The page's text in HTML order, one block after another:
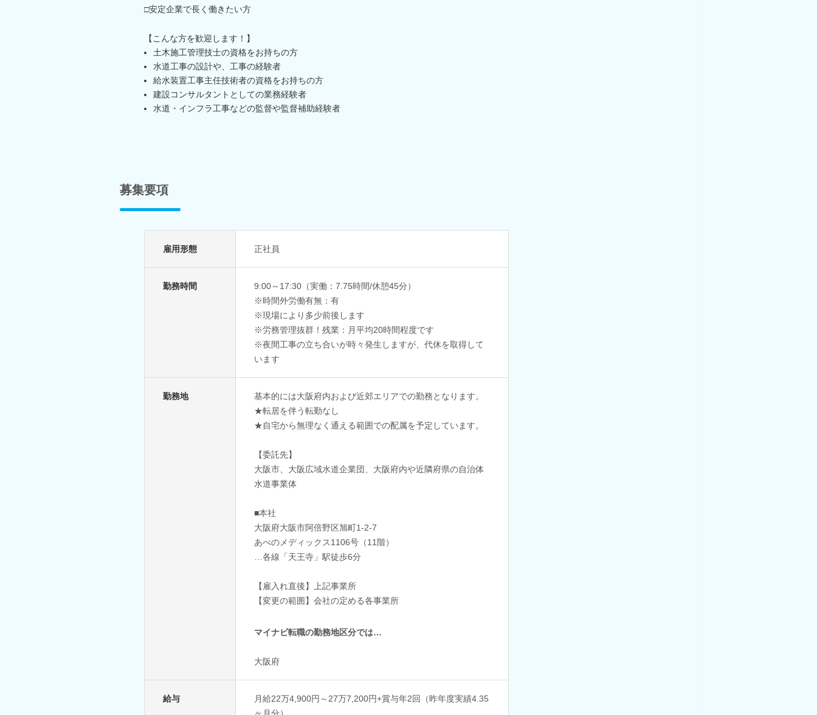
□安定企業で長く働きたい方
【こんな方を歓迎します！】
土木施工管理技士の資格をお持ちの方
水道工事の設計や、工事の経験者
給水装置工事主任技術者の資格をお持ちの方
建設コンサルタントとしての業務経験者
水道・インフラ工事などの監督や監督補助経験者
募集要項
雇用形態 正社員
勤務時間
9:00～17:30（実働：7.75時間/休憩45分）
※時間外労働有無：有
※現場により多少前後します
※労務管理抜群！残業：月平均20時間程度です
※夜間工事の立ち合いが時々発生しますが、代休を取得して
います
勤務地
基本的には大阪府内および近郊エリアでの勤務となります。
★転居を伴う転勤なし
★自宅から無理なく通える範囲での配属を予定しています。
【委託先】
大阪市、大阪広域水道企業団、大阪府内や近隣府県の自治体
水道事業体
■本社
大阪府大阪市阿倍野区旭町1-2-7
あべのメディックス1106号（11階）
…各線「天王寺」駅徒歩6分
【雇入れ直後】上記事業所
【変更の範囲】会社の定める各事業所
マイナビ転職の勤務地区分では…
大阪府
給与
月給22万4,900円～27万7,200円+賞与年2回（昨年度実績4.35
ヶ月分）